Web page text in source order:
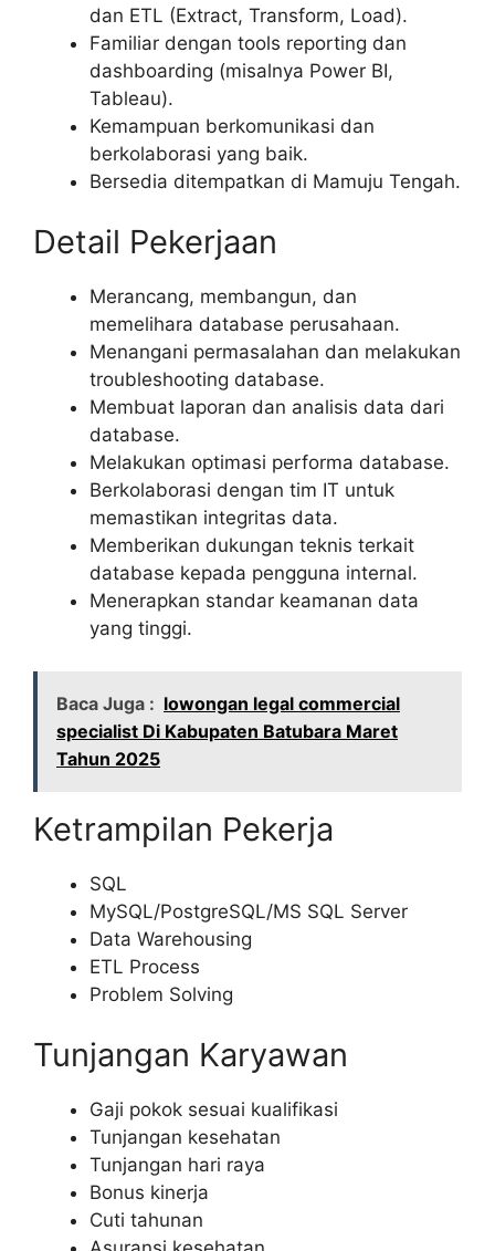
dan ETL (Extract, Transform, Load).
Familiar dengan tools reporting dan
dashboarding (misalnya Power BI,
Tableau).
Kemampuan berkomunikasi dan
berkolaborasi yang baik.
Bersedia ditempatkan di Mamuju Tengah.
Detail Pekerjaan
Merancang, membangun, dan
memelihara database perusahaan.
Menangani permasalahan dan melakukan
troubleshooting database.
Membuat laporan dan analisis data dari
database.
Melakukan optimasi performa database.
Berkolaborasi dengan tim IT untuk
memastikan integritas data.
Memberikan dukungan teknis terkait
database kepada pengguna internal.
Menerapkan standar keamanan data
yang tinggi.
Baca Juga : lowongan legal commercial
specialist Di Kabupaten Batubara Maret
Tahun 2025
Ketrampilan Pekerja
SQL
MySQL/PostgreSQL/MS SQL Server
Data Warehousing
ETL Process
Problem Solving
Tunjangan Karyawan
Gaji pokok sesuai kualifikasi
Tunjangan kesehatan
Tunjangan hari raya
Bonus kinerja
Cuti tahunan